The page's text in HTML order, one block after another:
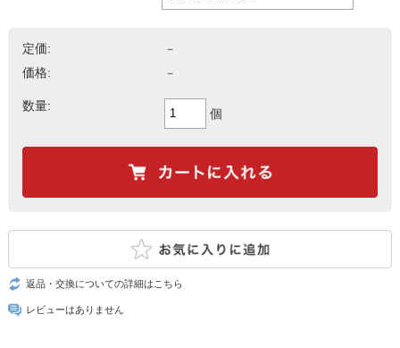
定価:
－
価格:
－
数量:
個
返品・交換についての詳細はこちら
レビューはありません